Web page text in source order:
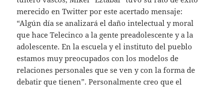
merecido en Twitter por este acertado mensaje:
“Algún día se analizará el daño intelectual y moral
que hace Telecinco a la gente preadolescente y a la
adolescente. En la escuela y el instituto del pueblo
estamos muy preocupados con los modelos de
relaciones personales que se ven y con la forma de
debatir que tienen”. Personalmente creo que el